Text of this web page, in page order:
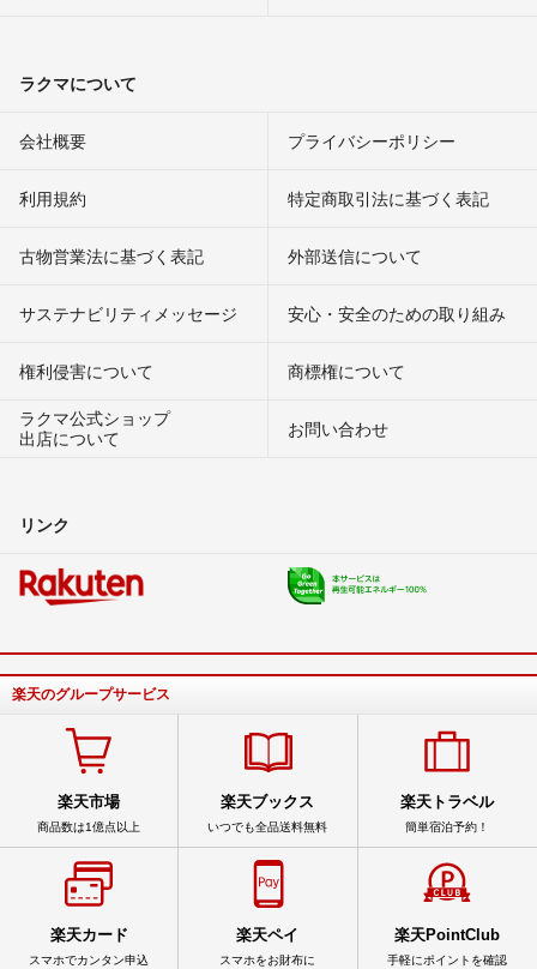
ラクマについて
会社概要 プライバシーポリシー
利用規約 特定商取引法に基づく表記
古物営業法に基づく表記 外部送信について
サステナビリティメッセージ 安心・安全のための取り組み
権利侵害について
商標権について
ラクマ公式ショップ
出店について
お問い合わせ
リンク
楽天のグループサービス
楽天市場
商品数は1億点以上
楽天ブックス
いつでも全品送料無料
楽天トラベル
簡単宿泊予約！
楽天カード
スマホでカンタン申込
楽天ペイ
スマホをお財布に
楽天PointClub
手軽にポイントを確認